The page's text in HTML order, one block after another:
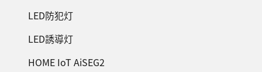
LED防犯灯
LED誘導灯
HOME IoT AiSEG2